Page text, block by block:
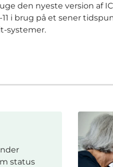
den nyeste version af
i brug på et sener
systemer.
status